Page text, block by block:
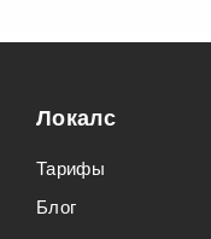
Локалс
Тарифы
Блог